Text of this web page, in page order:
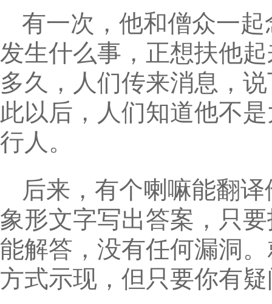
有一次，他和僧众一
发生什么事，正想扶他
多久，人们传来消息，
此以后，人们知道他不
行人。
后来，有个喇嘛能翻
象形文字写出答案，只
能解答，没有任何漏洞
方式示现，但只要你有